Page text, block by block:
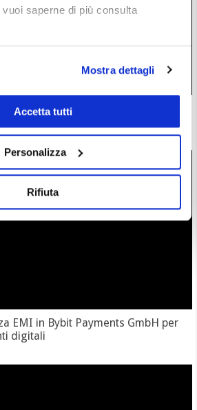
saperne di più consulta
Mostra dettagli
Accetta tutti
Personalizza
Rifiuta
Negli USA si vota, forse, a
EMI in Bybit Payments GmbH per
digitali